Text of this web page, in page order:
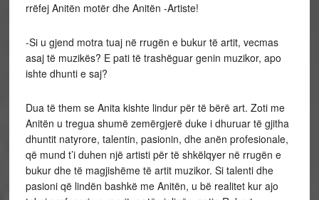
rrëfej Anitën motër dhe Anitën -Artiste!
-Si u gjend motra tuaj në rrugën e bukur të artit, vecmas
asaj të muzikës? E pati të trashëguar genin muzikor, apo
ishte dhunti e saj?
Dua të them se Anita kishte lindur për të bërë art. Zoti me
Anitën u tregua shumë zemërgjerë duke i dhuruar të gjitha
dhuntit natyrore, talentin, pasionin, dhe anën profesionale,
që mund t’i duhen një artisti për të shkëlqyer në rrugën e
bukur dhe të magjishëme të artit muzikor. Si talenti dhe
pasioni që lindën bashkë me Anitën, u bë realitet kur ajo